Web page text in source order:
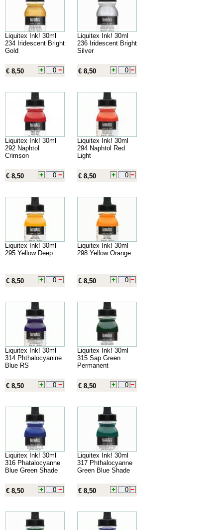
Liquitex Ink! 30ml
234 Iridescent Bright
Gold
€ 8,50
Liquitex Ink! 30ml
236 Iridescent Bright
Silver
€ 8,50
Liquitex Ink! 30ml
292 Naphtol
Crimson
€ 8,50
Liquitex Ink! 30ml
294 Naphtol Red
Light
€ 8,50
Liquitex Ink! 30ml
295 Yellow Deep
€ 8,50
Liquitex Ink! 30ml
298 Yellow Orange
€ 8,50
Liquitex Ink! 30ml
314 Phthalocyanine
Blue RS
€ 8,50
Liquitex Ink! 30ml
315 Sap Green
Permanent
€ 8,50
Liquitex Ink! 30ml
316 Phatalocyanne
Blue Green Shade
€ 8,50
Liquitex Ink! 30ml
317 Phthalocyanne
Green Blue Shade
€ 8,50